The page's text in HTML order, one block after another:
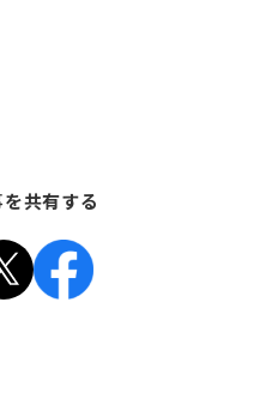
共有する